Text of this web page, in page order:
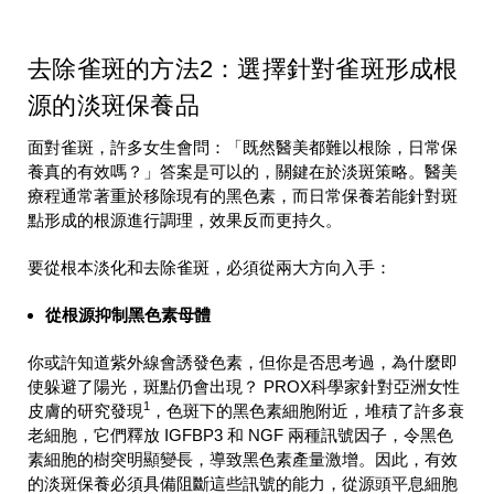
去除雀斑的方法2：選擇針對雀斑形成根
源的淡斑保養品
面對雀斑，許多女生會問：「既然醫美都難以根除，日常保
養真的有效嗎？」答案是可以的，關鍵在於淡斑策略。醫美
療程通常著重於移除現有的黑色素，而日常保養若能針對斑
點形成的根源進行調理，效果反而更持久。
要從根本淡化和去除雀斑，必須從兩大方向入手：
從根源抑制黑色素母體
你或許知道紫外線會誘發色素，但你是否思考過，為什麼即
使躲避了陽光，斑點仍會出現？ PROX科學家針對亞洲女性
皮膚的研究發現 1
，色斑下的黑色素細胞附近，堆積了許多衰
老細胞，它們釋放 IGFBP3 和 NGF 兩種訊號因子，令黑色
素細胞的樹突明顯變長，導致黑色素產量激增。因此，有效
的淡斑保養必須具備阻斷這些訊號的能力，從源頭平息細胞